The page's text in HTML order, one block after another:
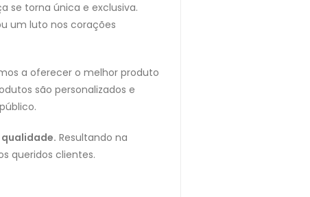
se torna única e exclusiva.
um luto nos corações
a oferecer o melhor produto
são personalizados e
Resultando na
queridos clientes.